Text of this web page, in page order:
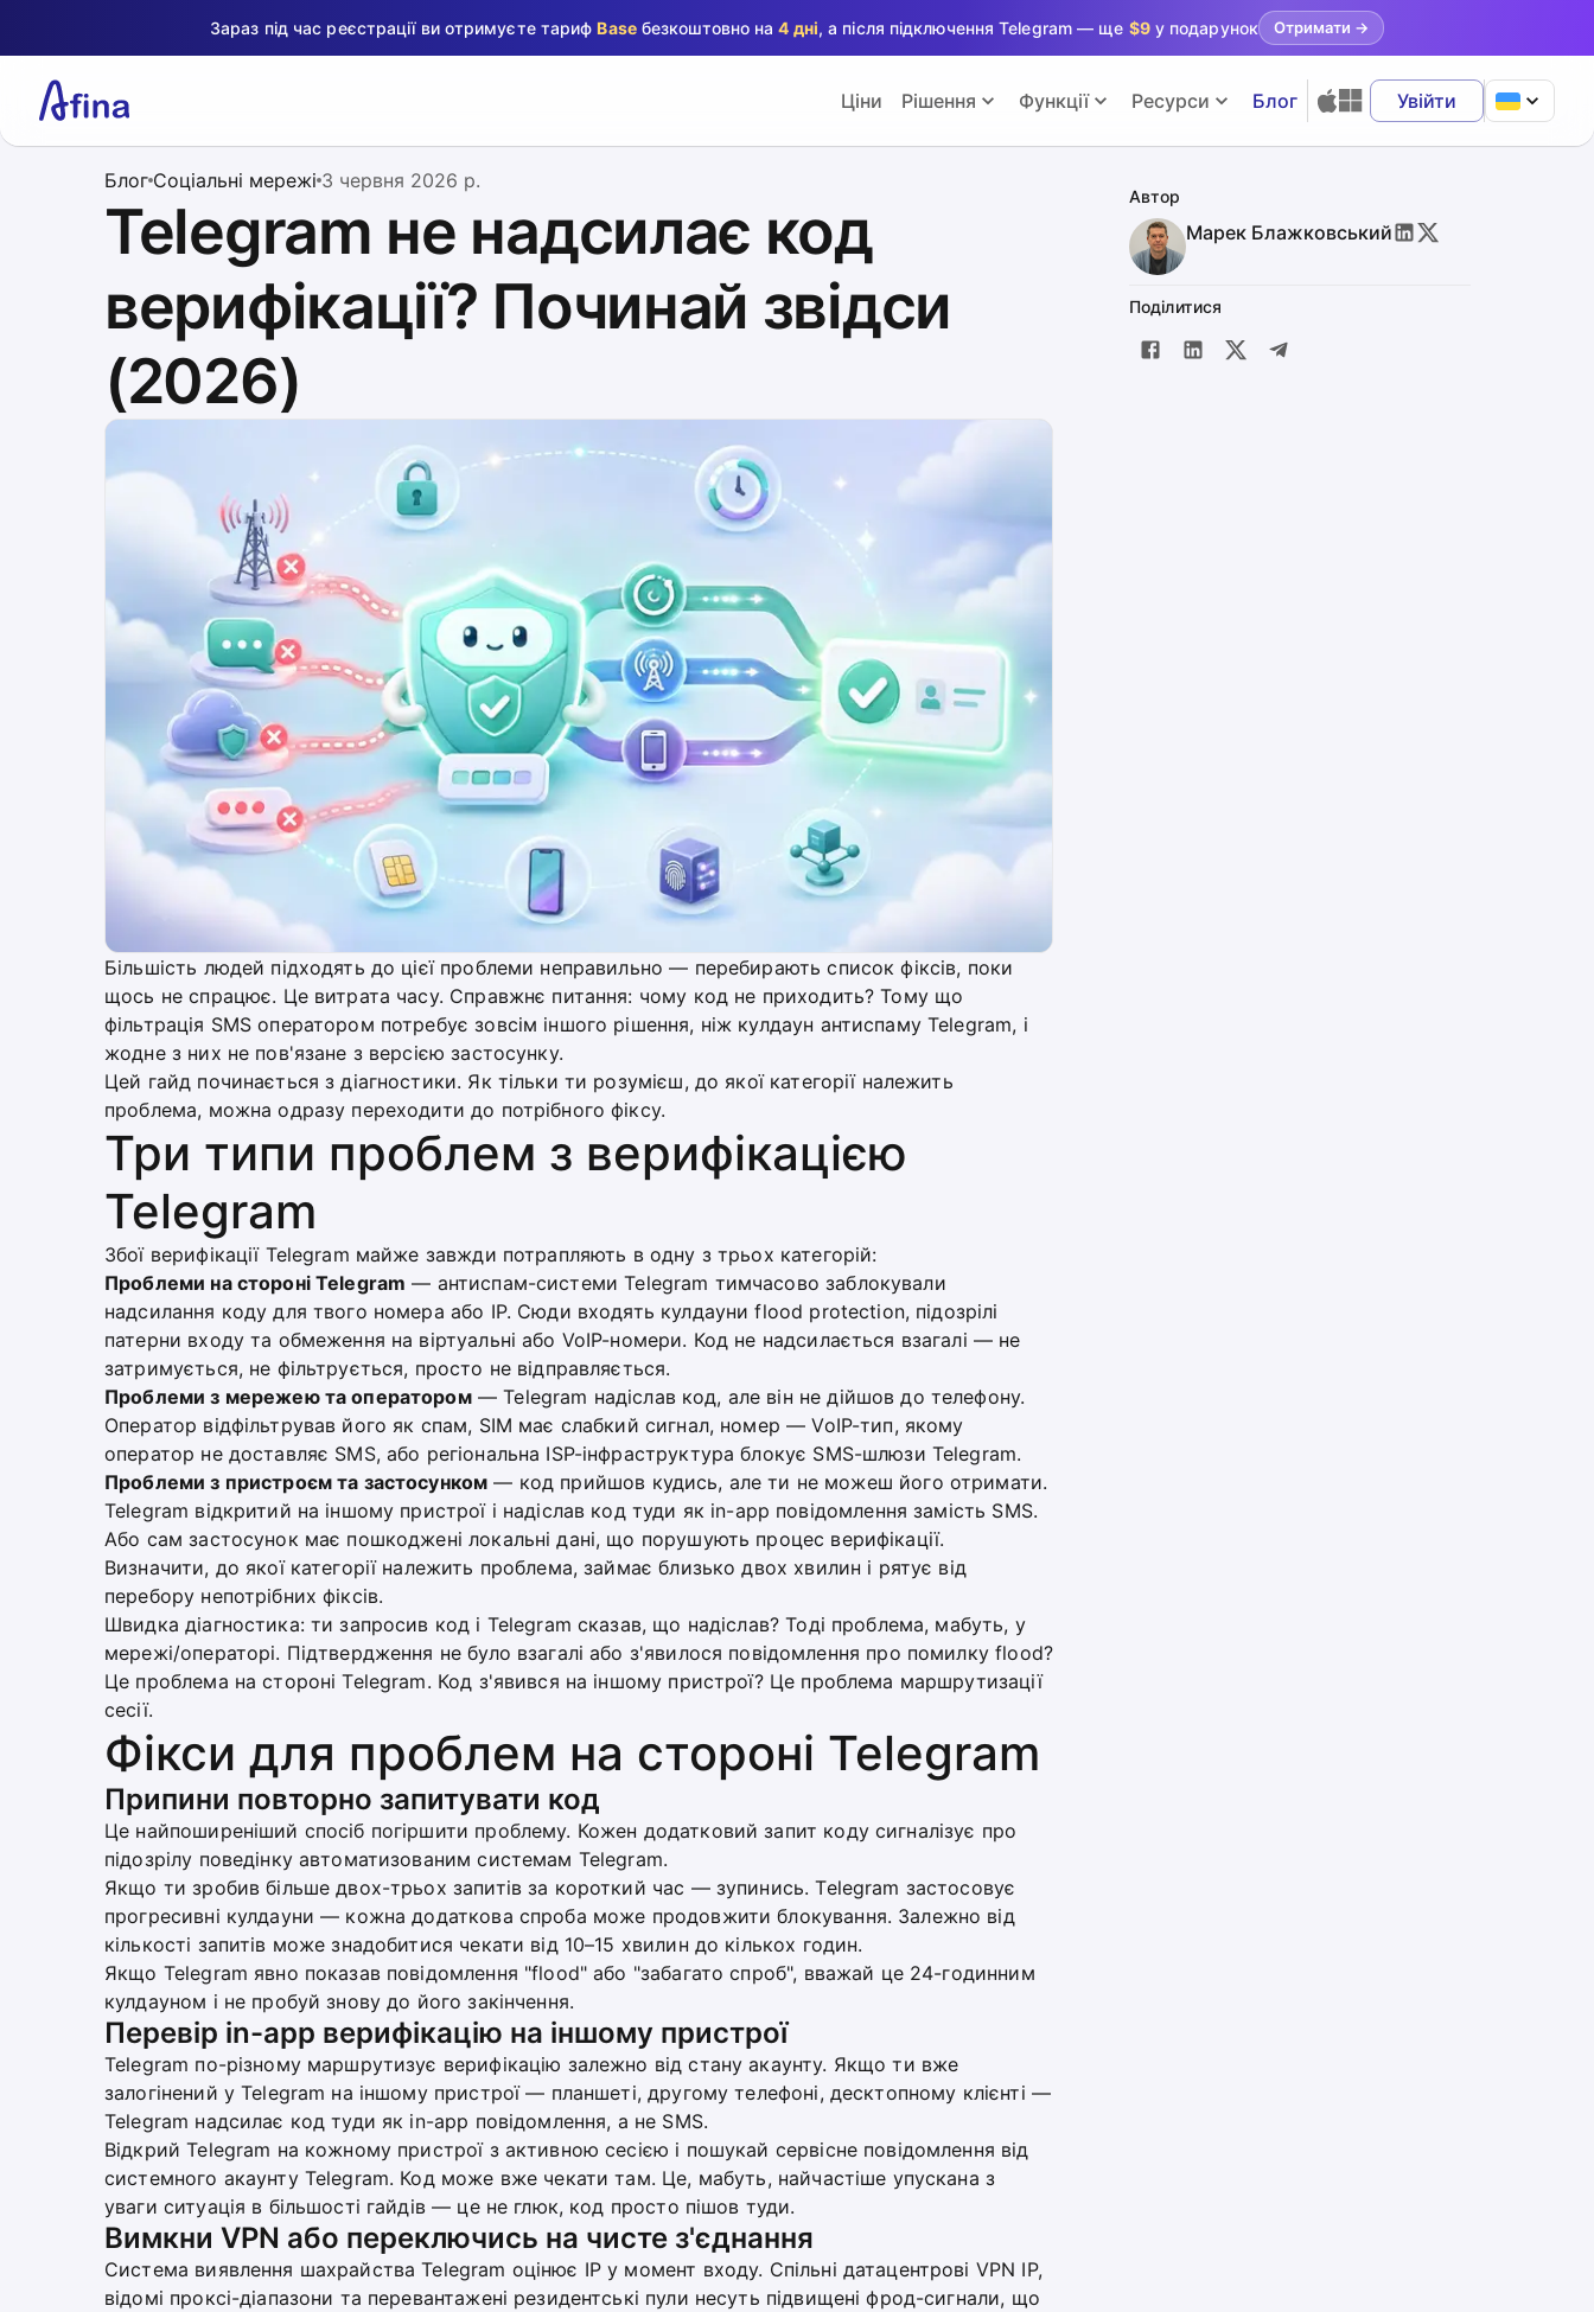
Зараз під час реєстрації ви отримуєте тарифBaseбезкоштовно на4 дні, а після підключення Telegram — ще $9у подарунок Отримати →
Ціни Рішення Функції Ресурси Блог Увійти
Блог Соціальні мережі 3 червня 2026 р.
Telegram не надсилає код
верифікації? Починай звідси
(2026)
Більшість людей підходять до цієї проблеми неправильно — перебирають список фіксів, поки
щось не спрацює. Це витрата часу. Справжнє питання: чому код не приходить? Тому що
фільтрація SMS оператором потребує зовсім іншого рішення, ніж кулдаун антиспаму Telegram, і
жодне з них не пов'язане з версією застосунку.
Цей гайд починається з діагностики. Як тільки ти розумієш, до якої категорії належить
проблема, можна одразу переходити до потрібного фіксу.
Три типи проблем з верифікацією
Telegram
Збої верифікації Telegram майже завжди потрапляють в одну з трьох категорій:
Проблеми на стороні Telegram — антиспам-системи Telegram тимчасово заблокували
надсилання коду для твого номера або IP. Сюди входять кулдауни flood protection, підозрілі
патерни входу та обмеження на віртуальні або VoIP-номери. Код не надсилається взагалі — не
затримується, не фільтрується, просто не відправляється.
Проблеми з мережею та оператором— Telegram надіслав код, але він не дійшов до телефону.
Оператор відфільтрував його як спам, SIM має слабкий сигнал, номер — VoIP-тип, якому
оператор не доставляє SMS, або регіональна ISP-інфраструктура блокує SMS-шлюзи Telegram.
Проблеми з пристроєм та застосунком — код прийшов кудись, але ти не можеш його отримати.
Telegram відкритий на іншому пристрої і надіслав код туди як in-app повідомлення замість SMS.
Або сам застосунок має пошкоджені локальні дані, що порушують процес верифікації.
Визначити, до якої категорії належить проблема, займає близько двох хвилин і рятує від
перебору непотрібних фіксів.
Швидка діагностика: ти запросив код і Telegram сказав, що надіслав? Тоді проблема, мабуть, у
мережі/операторі. Підтвердження не було взагалі або з'явилося повідомлення про помилку flood?
Це проблема на стороні Telegram. Код з'явився на іншому пристрої? Це проблема маршрутизації
сесії.
Фікси для проблем на стороні Telegram
Припини повторно запитувати код
Це найпоширеніший спосіб погіршити проблему. Кожен додатковий запит коду сигналізує про
підозрілу поведінку автоматизованим системам Telegram.
Якщо ти зробив більше двох-трьох запитів за короткий час — зупинись. Telegram застосовує
прогресивні кулдауни — кожна додаткова спроба може продовжити блокування. Залежно від
кількості запитів може знадобитися чекати від 10–15 хвилин до кількох годин.
Якщо Telegram явно показав повідомлення "flood" або "забагато спроб", вважай це 24-годинним
кулдауном і не пробуй знову до його закінчення.
Перевір in-app верифікацію на іншому пристрої
Telegram по-різному маршрутизує верифікацію залежно від стану акаунту. Якщо ти вже
залогінений у Telegram на іншому пристрої — планшеті, другому телефоні, десктопному клієнті —
Telegram надсилає код туди як in-app повідомлення, а не SMS.
Відкрий Telegram на кожному пристрої з активною сесією і пошукай сервісне повідомлення від
системного акаунту Telegram. Код може вже чекати там. Це, мабуть, найчастіше упускана з
уваги ситуація в більшості гайдів — це не глюк, код просто пішов туди.
Вимкни VPN або переключись на чисте з'єднання
Система виявлення шахрайства Telegram оцінює IP у момент входу. Спільні датацентрові VPN IP,
відомі проксі-діапазони та перевантажені резидентські пули несуть підвищені фрод-сигнали, що
Автор
Марек Блажковський
Поділитися